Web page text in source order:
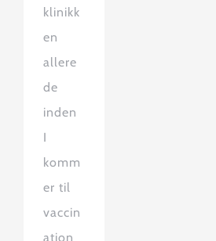
klinikk
en
allere
de
inden
I
komm
er til
vaccin
ation